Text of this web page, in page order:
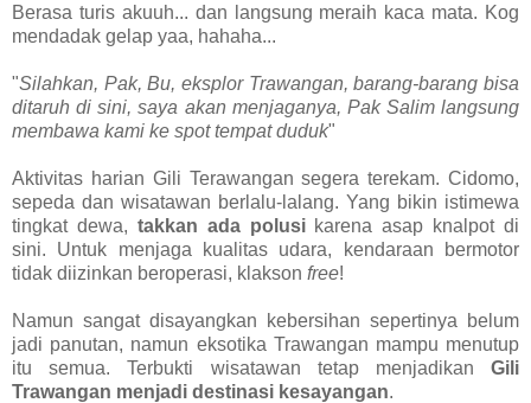
Berasa turis akuuh... dan langsung meraih kaca mata. Kog
mendadak gelap yaa, hahaha...
"Silahkan, Pak, Bu, eksplor Trawangan, barang-barang bisa
ditaruh di sini, saya akan menjaganya, Pak Salim langsung
membawa kami ke spot tempat duduk"
Aktivitas harian Gili Terawangan segera terekam. Cidomo,
sepeda dan wisatawan berlalu-lalang. Yang bikin istimewa
tingkat dewa, takkan ada polusikarena asap knalpot di
sini. Untuk menjaga kualitas udara, kendaraan bermotor
tidak diizinkan beroperasi, klakson free!
Namun sangat disayangkan kebersihan sepertinya belum
jadi panutan, namun eksotika Trawangan mampu menutup
itu semua. Terbukti wisatawan tetap menjadikan Gili
Trawangan menjadi destinasi kesayangan.